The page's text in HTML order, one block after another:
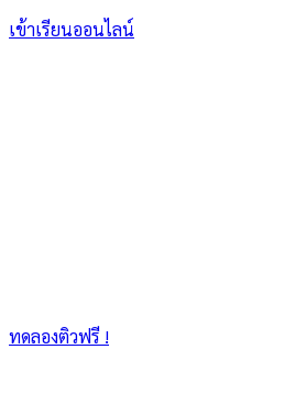
เข้าเรียนออนไลน์
ทดลองติวฟรี !